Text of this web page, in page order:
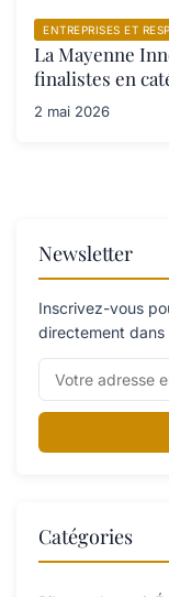
ENTREPRISES ET
La Mayenne
finalistes en
2 mai 2026
Newsletter
Inscrivez-vous
directement
Catégories